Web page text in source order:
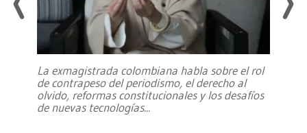
La exmagistrada colombiana habla sobre el rol
de contrapeso del periodismo, el derecho al
olvido, reformas constitucionales y los desafíos
de nuevas tecnologías...